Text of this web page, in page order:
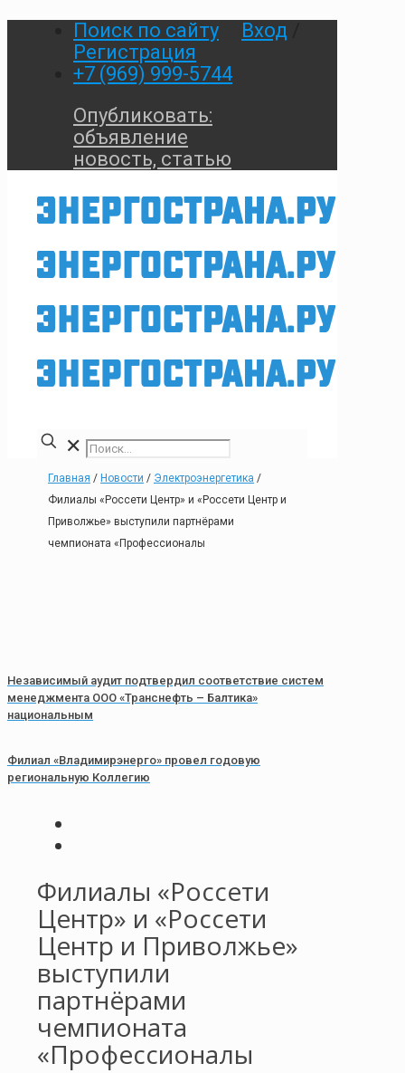
Поиск по сайту Вход
Регистрация
+7 (969) 999-5744
Опубликовать:
объявление
новость, статью
✕
Главная / Новости / Электроэнергетика /
Филиалы «Россети Центр» и «Россети Центр и
Приволжье» выступили партнёрами
чемпионата «Профессионалы
Независимый аудит подтвердил соответствие систем
менеджмента ООО «Транснефть – Балтика»
национальным
Филиал «Владимирэнерго» провел годовую
региональную Коллегию
Филиалы «Россети
Центр» и «Россети
Центр и Приволжье»
выступили
партнёрами
чемпионата
«Профессионалы